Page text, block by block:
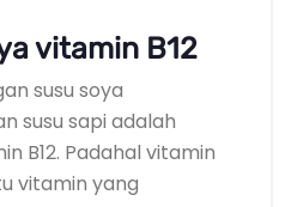
vitamin B12
susu soya
susu sapi adalah
B12. Padahal vitamin
vitamin yang